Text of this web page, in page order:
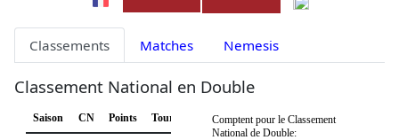
Classements Matches Nemesis
Classement National en Double
Saison CN Points Tournois
Comptent pour le Classement
National de Double: